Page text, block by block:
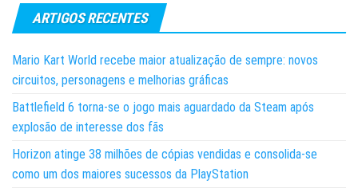
ARTIGOS RECENTES
Mario Kart World recebe maior atualização de sempre: novos
circuitos, personagens e melhorias gráficas
Battlefield 6 torna-se o jogo mais aguardado da Steam após
explosão de interesse dos fãs
Horizon atinge 38 milhões de cópias vendidas e consolida-se
como um dos maiores sucessos da PlayStation